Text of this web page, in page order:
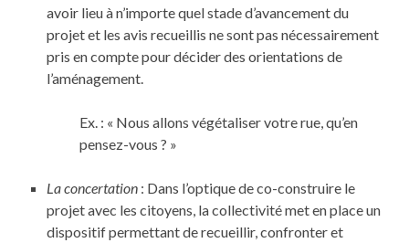
avoir lieu à n’importe quel stade d’avancement du
projet et les avis recueillis ne sont pas nécessairement
pris en compte pour décider des orientations de
l’aménagement.
Ex. : « Nous allons végétaliser votre rue, qu’en
pensez-vous ? »
La concertation: Dans l’optique de co-construire le
projet avec les citoyens, la collectivité met en place un
dispositif permettant de recueillir, confronter et